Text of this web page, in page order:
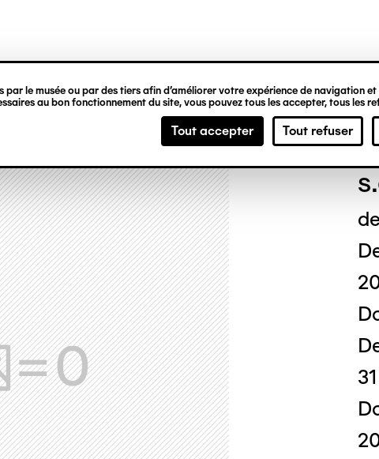
par le musée ou par des tiers afin d’améliorer votre expérience de navigation
au bon fonctionnement du site, vous pouvez tous les accepter, tous les
Tout accepter Tout refuser